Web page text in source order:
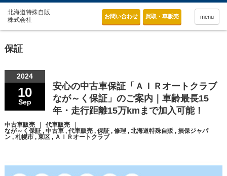
お問い合わせ 買取・車販売 menu
保証
2024
10
Sep
安心の中古車保証「ＡＩＲオートクラブ
なが～く保証」のご案内｜車齢最長15
年・走行距離15万kmまで加入可能！
中古車販売
代車販売
なが～く保証, 中古車, 代車販売, 保証, 修理, 北海道特殊自販 , 損保ジャパ
ン, 札幌市, 東区, ＡＩＲオートクラブ